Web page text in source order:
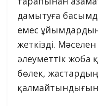
дамытуға
емес ұйымдардың
жеткізді.
әлеуметтік жоба
бөлек,